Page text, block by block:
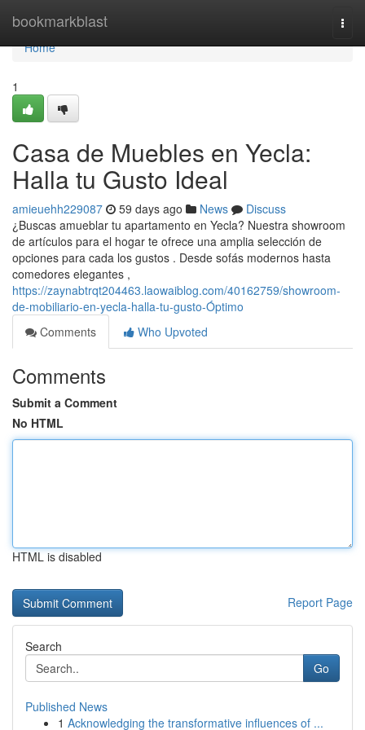
bookmarkblast
Home
Home
1
Casa de Muebles en Yecla:
Halla tu Gusto Ideal
amieuehh229087 59 days ago News
Discuss
¿Buscas amueblar tu apartamento en Yecla? Nuestra showroom
de artículos para el hogar te ofrece una amplia selección de
opciones para cada los gustos . Desde sofás modernos hasta
comedores elegantes ,
https://zaynabtrqt204463.laowaiblog.com/40162759/showroom-
de-mobiliario-en-yecla-halla-tu-gusto-Óptimo
Comments
Who Upvoted
Comments
Submit a Comment
No HTML
HTML is disabled
Report Page
Search
Go
Published News
1 Acknowledging the transformative influences of ...